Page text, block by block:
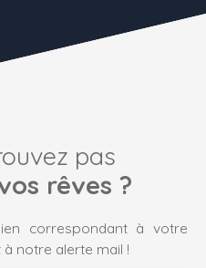
pas
rêves ?
correspondant à votre
notre alerte mail !